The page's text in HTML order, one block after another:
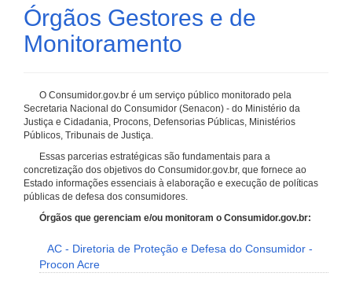
Órgãos Gestores e de
Monitoramento
O Consumidor.gov.br é um serviço público monitorado pela
Secretaria Nacional do Consumidor (Senacon) - do Ministério da
Justiça e Cidadania, Procons, Defensorias Públicas, Ministérios
Públicos, Tribunais de Justiça.
Essas parcerias estratégicas são fundamentais para a
concretização dos objetivos do Consumidor.gov.br, que fornece ao
Estado informações essenciais à elaboração e execução de políticas
públicas de defesa dos consumidores.
Órgãos que gerenciam e/ou monitoram o Consumidor.gov.br:
AC - Diretoria de Proteção e Defesa do Consumidor -
Procon Acre